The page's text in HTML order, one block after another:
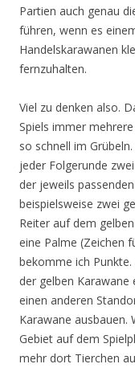
Partien auch genau
führen, wenn es
Handelskarawanen
fernzuhalten.
Viel zu denken also.
Spiels immer
so schnell im
jeder Folgerunde
der jeweils
beispielsweise zwei
Reiter auf dem
eine Palme (Zeichen
bekomme ich
der gelben Karawane
einen anderen
Karawane ausbauen.
Gebiet auf dem
mehr dort Tierchen